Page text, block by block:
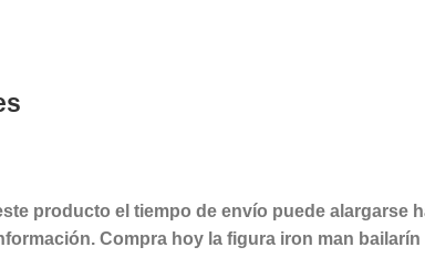
producto el tiempo de envío puede alargarse
Compra hoy la figura iron man bailarín